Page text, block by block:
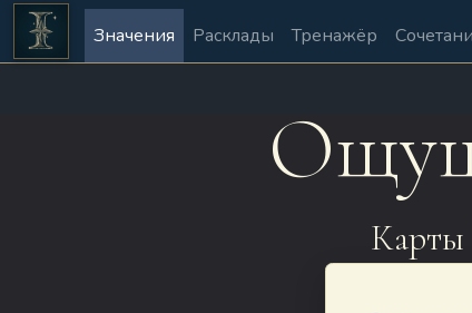
Значения Расклады Тренажёр
Карты